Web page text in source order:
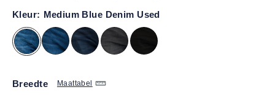
Kleur: Medium Blue Denim Used
Maattabel
Breedte